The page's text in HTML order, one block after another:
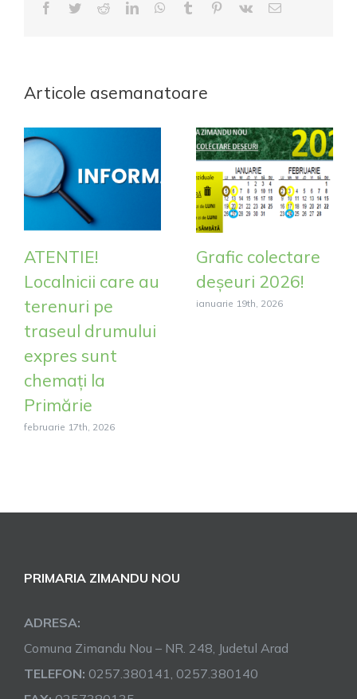
Facebook
TwitterRedditLinkedInWhatsApp
Tumblr Pinterest
Vk
E-
Articole asemanatoare
ATENTIE!
Localnicii care au
terenuri pe
traseul drumului
expres sunt
chemați la
Primărie
februarie 17th, 2026
Grafic colectare
deșeuri 2026!
ianuarie 19th, 2026
PRIMARIA ZIMANDU NOU
ADRESA:
Comuna Zimandu Nou – NR. 248, Judetul Arad
TELEFON: 0257.380141, 0257.380140